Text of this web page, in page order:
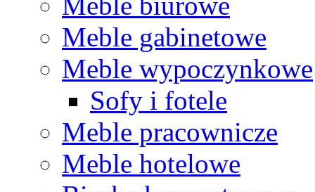
Meble gabinetowe
Meble wypoczynkowe
Sofy i fotele
Meble pracownicze
Meble hotelowe